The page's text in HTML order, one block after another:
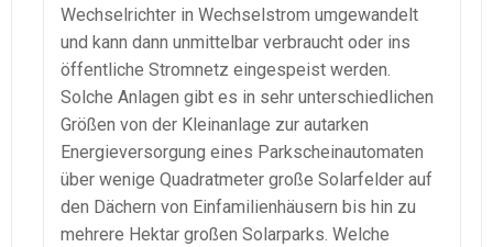
Wechselrichter in Wechselstrom umgewandelt
und kann dann unmittelbar verbraucht oder ins
öffentliche Stromnetz eingespeist werden.
Solche Anlagen gibt es in sehr unterschiedlichen
Größen von der Kleinanlage zur autarken
Energieversorgung eines Parkscheinautomaten
über wenige Quadratmeter große Solarfelder auf
den Dächern von Einfamilienhäusern bis hin zu
mehrere Hektar großen Solarparks. Welche